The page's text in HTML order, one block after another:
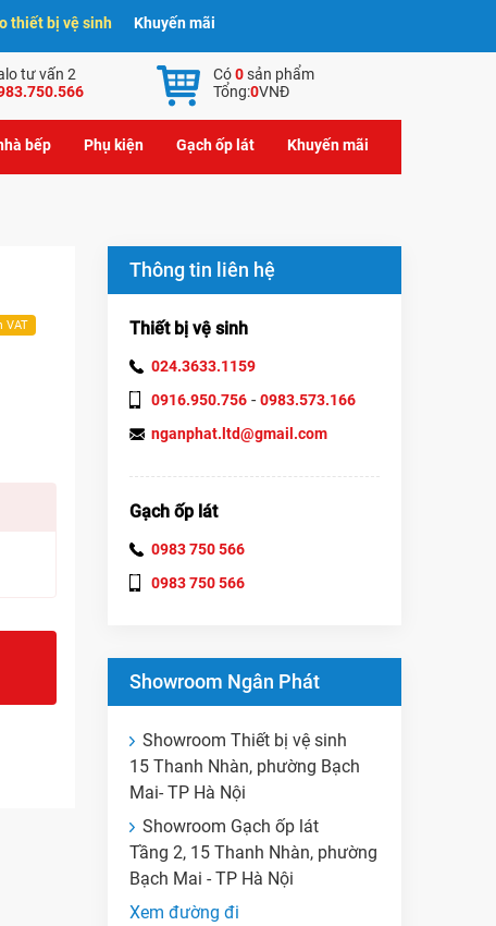
thiết bị vệ sinh Khuyến mãi
tư vấn 2
Có0sản phẩm
Tổng:0VNĐ
bếp Phụ kiện Gạch ốp lát Khuyến mãi
VAT
Thông tin liên hệ
Thiết bị vệ sinh
024.3633.1159
0916.950.756 - 0983.573.166
nganphat.ltd@gmail.com
Gạch ốp lát
0983 750 566
0983 750 566
Showroom Ngân Phát
Showroom Thiết bị vệ sinh
15 Thanh Nhàn, phường Bạch
Mai- TP Hà Nội
Showroom Gạch ốp lát
Tầng 2, 15 Thanh Nhàn, phường
Bạch Mai - TP Hà Nội
Xem đường đi